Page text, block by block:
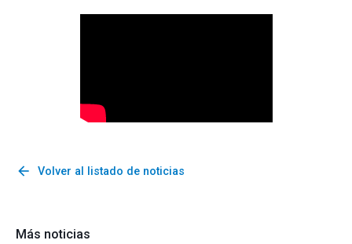
arrow_back Volver al listado de noticias
Más noticias